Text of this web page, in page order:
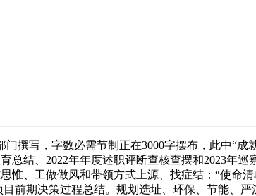
写，字数必需节制正在3000字摆布，此中“成
总结、2022年年度述职评断查核查摆和2023年
惟、工做做风和带领方式上源、找症结；“使命
前期决策过程总结。规划选址、环保、节能、